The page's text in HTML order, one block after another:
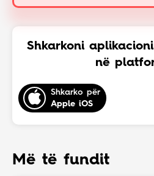
Shkarkoni
në
Shkarko për
Apple iOS
Më të fundit